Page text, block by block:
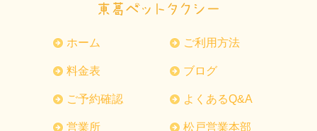
ホーム ご利用方法
料金表 ブログ
ご予約確認 よくあるQ&A
営業所 松戸営業本部